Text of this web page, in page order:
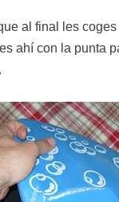
al final les
ahí con la punta